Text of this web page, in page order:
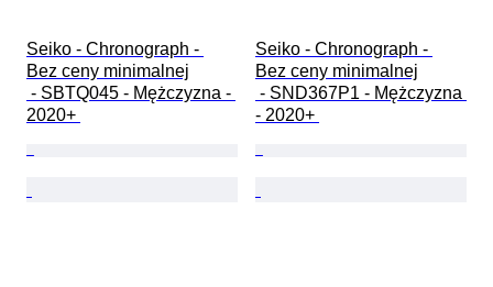
Seiko - Chronograph -
Bez ceny minimalnej
2020+
Seiko - Chronograph -
Bez ceny minimalnej
- 2020+